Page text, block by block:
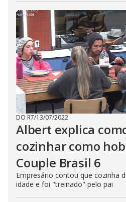
DO R7/13/07/2022
Albert explica
cozinhar como
Couple Brasil 6
Empresário contou que cozinha
idade e foi "treinado" pelo pai